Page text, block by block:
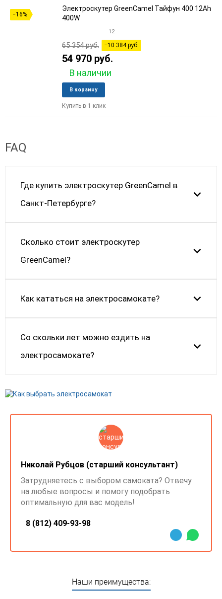
−16%
Электроскутер GreenCamel Тайфун 400 12Ah
400W
12
65 354 руб. −10 384 руб.
54 970 руб.
В наличии
В корзину
Купить в 1 клик
FAQ
Где купить электроскутер GreenCamel в
Санкт-Петербурге?
Сколько стоит электроскутер
GreenCamel?
Как кататься на электросамокате?
Cо скольки лет можно ездить на
электросамокате?
Николай Рубцов (старший консультант)
Затрудняетесь с выбором самоката? Отвечу
на любые вопросы и помогу подобрать
оптимальную для вас модель!
8 (812) 409-93-98
Наши преимущества: